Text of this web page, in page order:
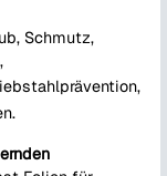
Schmutz,